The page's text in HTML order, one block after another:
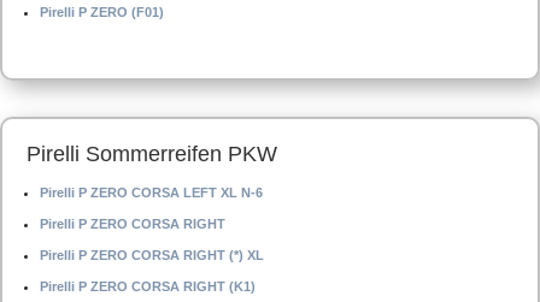
Pirelli P ZERO (F01)
Pirelli Sommerreifen PKW
Pirelli P ZERO CORSA LEFT XL N-6
Pirelli P ZERO CORSA RIGHT
Pirelli P ZERO CORSA RIGHT (*) XL
Pirelli P ZERO CORSA RIGHT (K1)